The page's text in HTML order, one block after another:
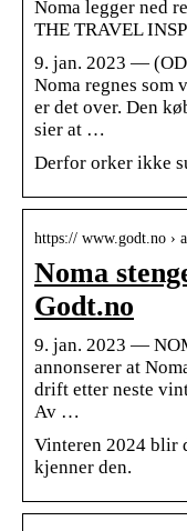
Noma legger ned
THE TRAVEL
9. jan. 2023 —
Noma regnes som
er det over. Den
sier at …
Derfor orker ikke
https:// www.godt.no ›
Noma
Godt.no
9. jan. 2023 —
annonserer at
drift etter neste
Av …
Vinteren 2024 blir
kjenner den.